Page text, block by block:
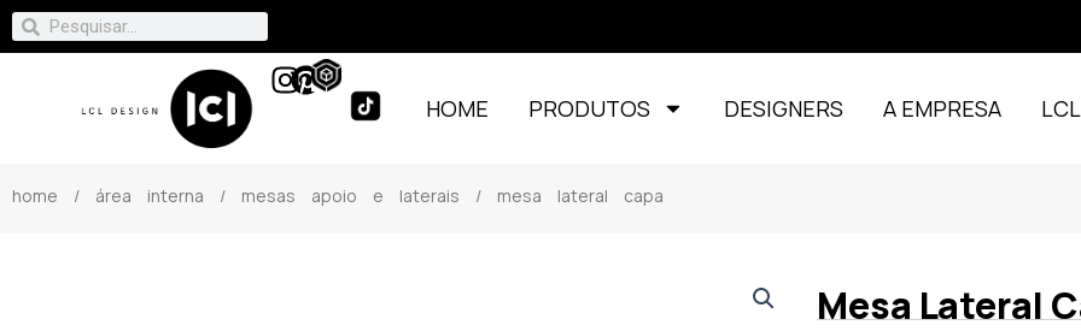
HOME PRODUTOS DESIGNERS A EMPRESA
home / área interna / mesas apoio e laterais / mesa lateral capa
Mesa Lateral